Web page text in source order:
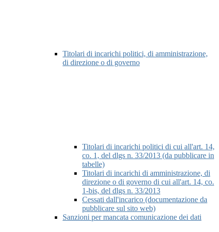
Titolari di incarichi politici, di amministrazione,
di direzione o di governo
Titolari di incarichi politici di cui all'art. 14,
co. 1, del dlgs n. 33/2013 (da pubblicare in
tabelle)
Titolari di incarichi di amministrazione, di
direzione o di governo di cui all'art. 14, co.
1-bis, del dlgs n. 33/2013
Cessati dall'incarico (documentazione da
pubblicare sul sito web)
Sanzioni per mancata comunicazione dei dati